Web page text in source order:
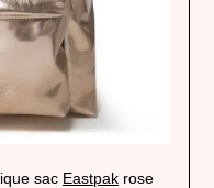
sac Eastpak rose